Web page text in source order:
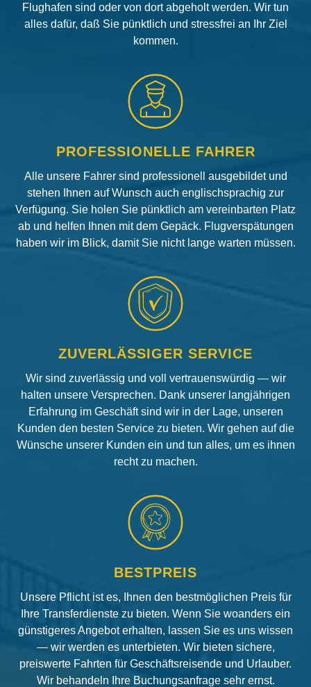
Flughafen sind oder von dort abgeholt werden. Wir tun
alles dafür, daß Sie pünktlich und stressfrei an Ihr Ziel
kommen.
PROFESSIONELLE FAHRER
Alle unsere Fahrer sind professionell ausgebildet und
stehen Ihnen auf Wunsch auch englischsprachig zur
Verfügung. Sie holen Sie pünktlich am vereinbarten Platz
ab und helfen Ihnen mit dem Gepäck. Flugverspätungen
haben wir im Blick, damit Sie nicht lange warten müssen.
ZUVERLÄSSIGER SERVICE
Wir sind zuverlässig und voll vertrauenswürdig — wir
halten unsere Versprechen. Dank unserer langjährigen
Erfahrung im Geschäft sind wir in der Lage, unseren
Kunden den besten Service zu bieten. Wir gehen auf die
Wünsche unserer Kunden ein und tun alles, um es ihnen
recht zu machen.
BESTPREIS
Unsere Pflicht ist es, Ihnen den bestmöglichen Preis für
Ihre Transferdienste zu bieten. Wenn Sie woanders ein
günstigeres Angebot erhalten, lassen Sie es uns wissen
— wir werden es unterbieten. Wir bieten sichere,
preiswerte Fahrten für Geschäftsreisende und Urlauber.
Wir behandeln Ihre Buchungsanfrage sehr ernst.